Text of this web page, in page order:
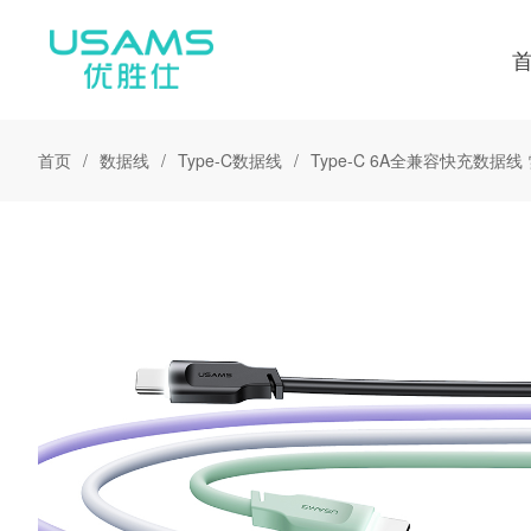
首页 数据线 Type-C数据线 Type-C 6A全兼容快充数据线